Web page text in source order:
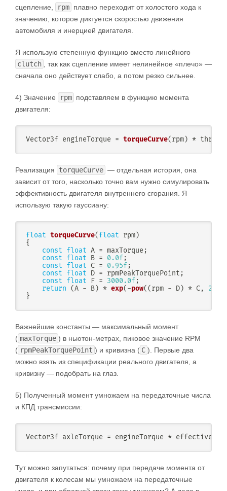
сцепление,
rpm плавно переходит от холостого хода к
значению, которое диктуется скоростью движения
автомобиля и инерцией двигателя.
Я использую степенную функцию вместо линейного
clutch
, так как сцепление имеет нелинейное «плечо» —
сначала оно действует слабо, а потом резко сильнее.
4) Значение rpm подставляем в функцию момента
двигателя:
Vector3f engineTorque = torqueCurve( rpm) *
Реализация torqueCurve — отдельная история, она
зависит от того, насколько точно вам нужно симулировать
эффективность двигателя внутреннего сгорания. Я
использую такую гауссиану:
float torqueCurve( float rpm)
{
const
float A = maxTorque ;
const
float B = 0.0f ;
const
float C = 0.95f ;
const
float D = rpmPeakTorquePoint ;
const
float F = 3000.0f ;
return
(A - B) * exp( -pow( ( rpm - D) * C, 2.0f
}
Важнейшие константы — максимальный момент
( maxTorque ) в ньютон-метрах, пиковое значение RPM
( rpmPeakTorquePoint ) и кривизна ( C ). Первые два
можно взять из спецификации реального двигателя, а
кривизну — подобрать на глаз.
5) Полученный момент умножаем на передаточные числа
и КПД трансмиссии:
Vector3f axleTorque = engineTorque *
Тут можно запутаться: почему при передаче момента от
двигателя к колесам мы умножаем на передаточные